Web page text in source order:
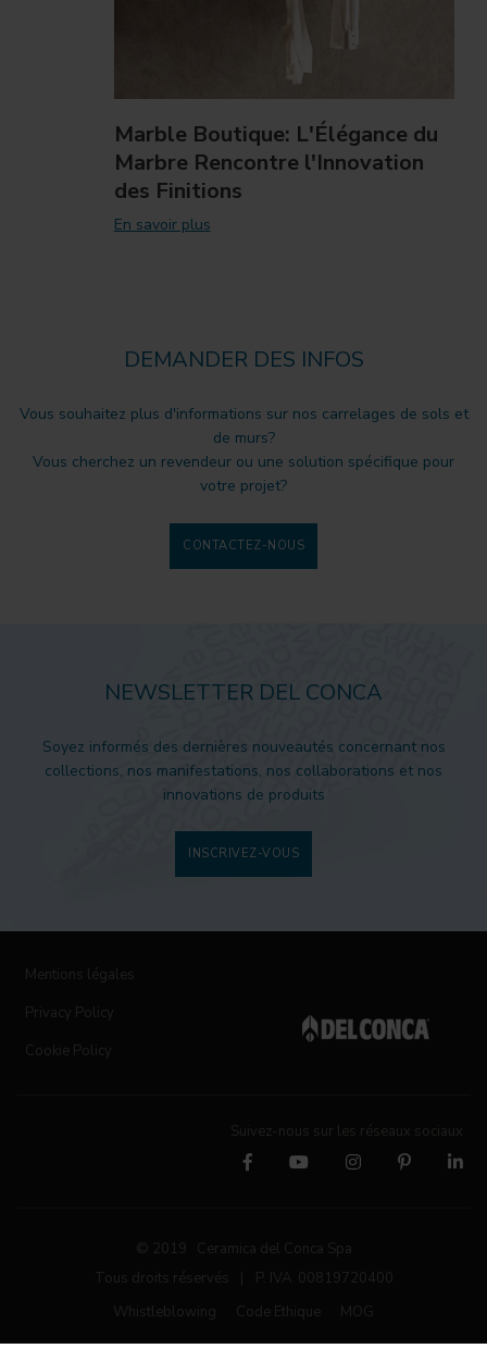
Marble Boutique: L'Élégance du
Marbre Rencontre l'Innovation
des Finitions
En savoir plus
DEMANDER DES INFOS
Vous souhaitez plus d'informations sur nos carrelages de sols et
de murs?
Vous cherchez un revendeur ou une solution spécifique pour
votre projet?
CONTACTEZ-NOUS
NEWSLETTER DEL CONCA
Soyez informés des dernières nouveautés concernant nos
collections, nos manifestations, nos collaborations et nos
innovations de produits
INSCRIVEZ-VOUS
Mentions légales
Privacy Policy
Cookie Policy
Suivez-nous sur les réseaux sociaux
© 2019 Ceramica del Conca Spa
Tous droits réservés
P. IVA 00819720400
Whistleblowing
Code Ethique MOG